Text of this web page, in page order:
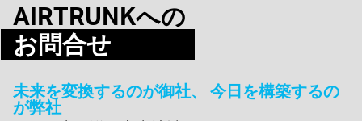
AIRTRUNKへの
お問合せ
未来を変換するのが御社、 今日を構築するの
が弊社